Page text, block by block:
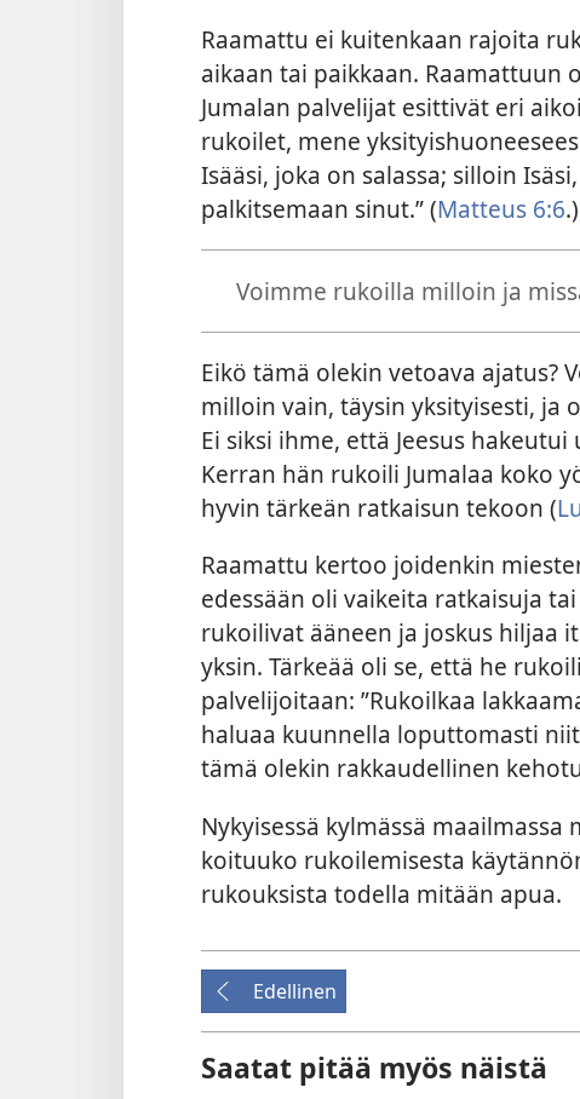
Raamattu ei kuitenkaan rajoita
aikaan tai paikkaan.
Jumalan palvelijat esittivät eri
rukoilet, mene
Isääsi, joka on salassa; silloin
palkitsemaan sinut.” (Matteus 6:6.)
Voimme rukoilla milloin ja
Eikö tämä olekin vetoava ajatus?
milloin vain, täysin yksityisesti, ja
Ei siksi ihme, että Jeesus
Kerran hän rukoili Jumalaa koko
hyvin tärkeän ratkaisun tekoon (
Raamattu kertoo joidenkin
edessään oli vaikeita ratkaisuja
rukoilivat ääneen ja joskus hiljaa
yksin. Tärkeää oli se, että he
palvelijoitaan: ”Rukoilkaa
haluaa kuunnella loputtomasti
tämä olekin rakkaudellinen
Nykyisessä kylmässä
koituuko rukoilemisesta
rukouksista todella mitään apua.
Edellinen
Saatat pitää myös näistä